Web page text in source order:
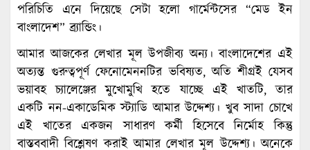
পরিচিতি এনে দিয়েছে সেটা হলো গার্মেন্টসের “মেড ইন
বাংলাদেশ” ব্র্যান্ডিং।
আমার আজকের লেখার মূল উপজীব্য অন্য। বাংলাদেশের এই
অত্যন্ত গুরুত্বপূর্ণ ফেনোমেননটির ভবিষ্যত, অতি শীগ্রই যেসব
ভয়াবহ চ্যালেঞ্জের মুখোমুখি হতে যাচ্ছে এই খাতটি, তার
একটি নন-একাডেমিক স্ট্যাডি আমার উদ্দেশ্য। খুব সাদা চোখে
এই খাতের একজন সাধারণ কর্মী হিসেবে নির্মোহ কিন্তু
বাস্তববাদী বিশ্লেষণ করাই আমার লেখার মূল উদ্দেশ্য। অনেকে